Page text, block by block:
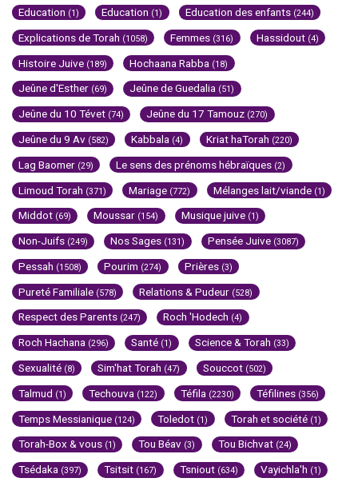
Education (1) Education (1) Education des enfants (244)
Explications de Torah (1058) Femmes (316) Hassidout (4)
Histoire Juive (189) Hochaana Rabba (18)
Jeûne d'Esther (69) Jeûne de Guedalia (51)
Jeûne du 10 Tévet (74) Jeûne du 17 Tamouz (270)
Jeûne du 9 Av (582) Kabbala (4) Kriat haTorah (220)
Lag Baomer (29) Le sens des prénoms hébraïques (2)
Limoud Torah (371) Mariage (772) Mélanges lait/viande (1)
Middot (69) Moussar (154) Musique juive (1)
Non-Juifs (249) Nos Sages (131) Pensée Juive (3087)
Pessah (1508) Pourim (274) Prières (3)
Pureté Familiale (578) Relations & Pudeur (528)
Respect des Parents (247) Roch 'Hodech (4)
Roch Hachana (296) Santé (1) Science & Torah (33)
Sexualité (8) Sim'hat Torah (47) Souccot (502)
Talmud (1) Techouva (122) Téfila (2230) Téfilines (356)
Temps Messianique (124) Toledot (1) Torah et société (1)
Torah-Box & vous (1) Tou Béav (3) Tou Bichvat (24)
Tsédaka (397) Tsitsit (167) Tsniout (634) Vayichla'h (1)